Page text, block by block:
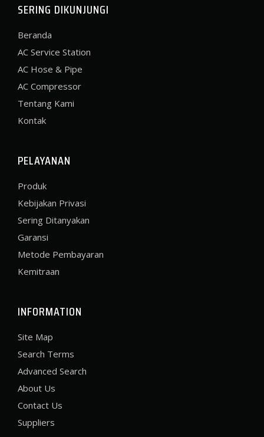
SERING DIKUNJUNGI
Beranda
AC Service Station
AC Hose & Pipe
AC Compressor
Tentang Kami
Kontak
PELAYANAN
Produk
Kebijakan Privasi
Sering Ditanyakan
Garansi
Metode Pembayaran
Kemitraan
INFORMATION
Site Map
Search Terms
Advanced Search
About Us
Contact Us
Suppliers